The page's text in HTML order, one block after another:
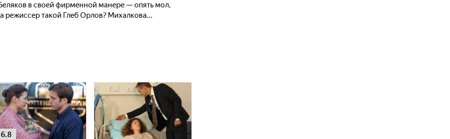
в своей фирменной манере — опять мол,
режиссер такой Глеб Орлов? Михалкова...
6.8